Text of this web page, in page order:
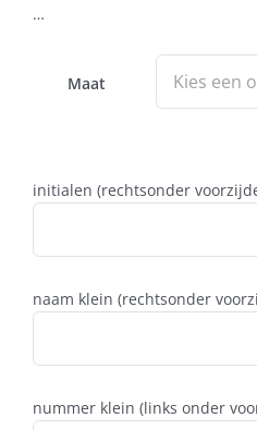
…
Maat
initialen (rechtsonder
naam klein (rechtsonder
nummer klein (links onder